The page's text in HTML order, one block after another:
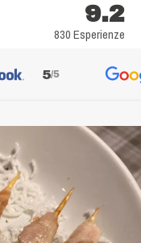
9.2
830 Esperienze
5/5